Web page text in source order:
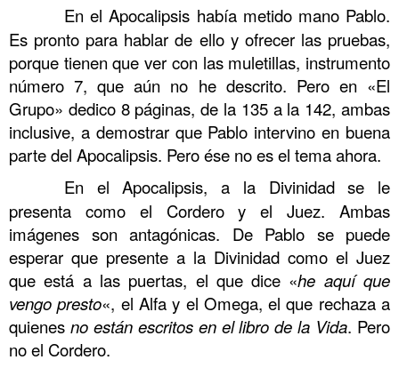
En el Apocalipsis había metido mano Pablo.
Es pronto para hablar de ello y ofrecer las pruebas,
porque tienen que ver con las muletillas, instrumento
número 7, que aún no he descrito. Pero en «El
Grupo» dedico 8 páginas, de la 135 a la 142, ambas
inclusive, a demostrar que Pablo intervino en buena
parte del Apocalipsis. Pero ése no es el tema ahora.
En el Apocalipsis, a la Divinidad se le
presenta como el Cordero y el Juez. Ambas
imágenes son antagónicas. De Pablo se puede
esperar que presente a la Divinidad como el Juez
que está a las puertas, el que dice «he aquí que
vengo presto«, el Alfa y el Omega, el que rechaza a
quienes no están escritos en el libro de la Vida. Pero
no el Cordero.